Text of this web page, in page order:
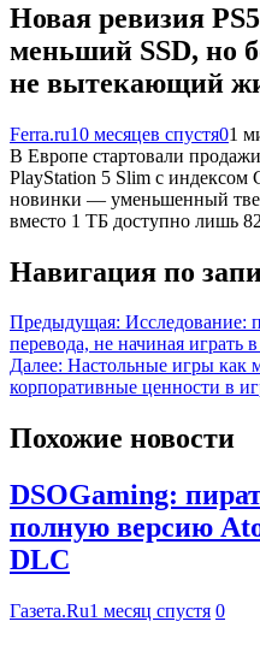
Новая ревизия
меньший SSD, но
не вытекающий
Ferra.ru10 месяцев спустя01
В Европе стартовали
PlayStation 5 Slim с
новинки — уменьшенный
вместо 1 ТБ доступно лишь
Навигация по
Предыдущая: Исследование:
перевода, не начиная играть
Далее: Настольные игры как
корпоративные ценности в
Похожие новости
DSOGaming:
полную версию
DLC
Газета.Ru1 месяц спустя 0